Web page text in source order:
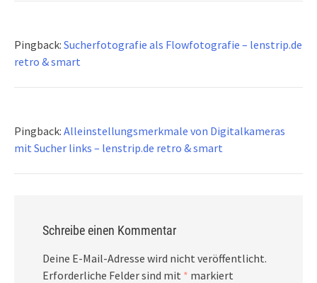
Pingback: Sucherfotografie als Flowfotografie – lenstrip.de
retro & smart
Pingback: Alleinstellungsmerkmale von Digitalkameras
mit Sucher links – lenstrip.de retro & smart
Schreibe einen Kommentar
Deine E-Mail-Adresse wird nicht veröffentlicht.
Erforderliche Felder sind mit * markiert